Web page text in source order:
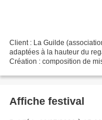
Client : La Guilde
adaptées à la hauteur du
Création : composition de
Affiche festival